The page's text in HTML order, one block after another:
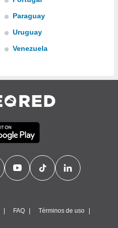
Paraguay
Uruguay
Venezuela
FAQ Términos de uso